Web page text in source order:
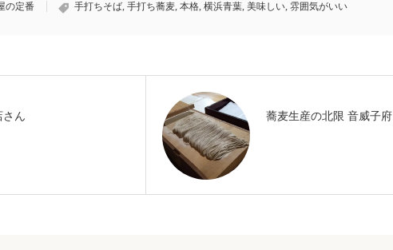
の定番 手打ちそば, 手打ち蕎麦, 本格, 横浜青葉, 美味しい, 雰囲気がいい
さん 蕎麦生産の北限 音威子府